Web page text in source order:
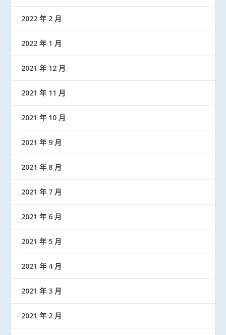
2022 年 2 月
2022 年 1 月
2021 年 12 月
2021 年 11 月
2021 年 10 月
2021 年 9 月
2021 年 8 月
2021 年 7 月
2021 年 6 月
2021 年 5 月
2021 年 4 月
2021 年 3 月
2021 年 2 月